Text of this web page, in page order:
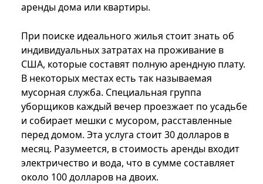
аренды дома или квартиры.
При поиске идеального жилья стоит знать об
индивидуальных затратах на проживание в
США, которые составят полную арендную плату.
В некоторых местах есть так называемая
мусорная служба. Специальная группа
уборщиков каждый вечер проезжает по усадьбе
и собирает мешки с мусором, расставленные
перед домом. Эта услуга стоит 30 долларов в
месяц. Разумеется, в стоимость аренды входит
электричество и вода, что в сумме составляет
около 100 долларов на двоих.